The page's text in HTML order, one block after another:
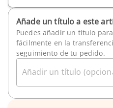
Añade un título a este
Puedes añadir un título
fácilmente en la
seguimiento de tu pedido.
Añadir un título